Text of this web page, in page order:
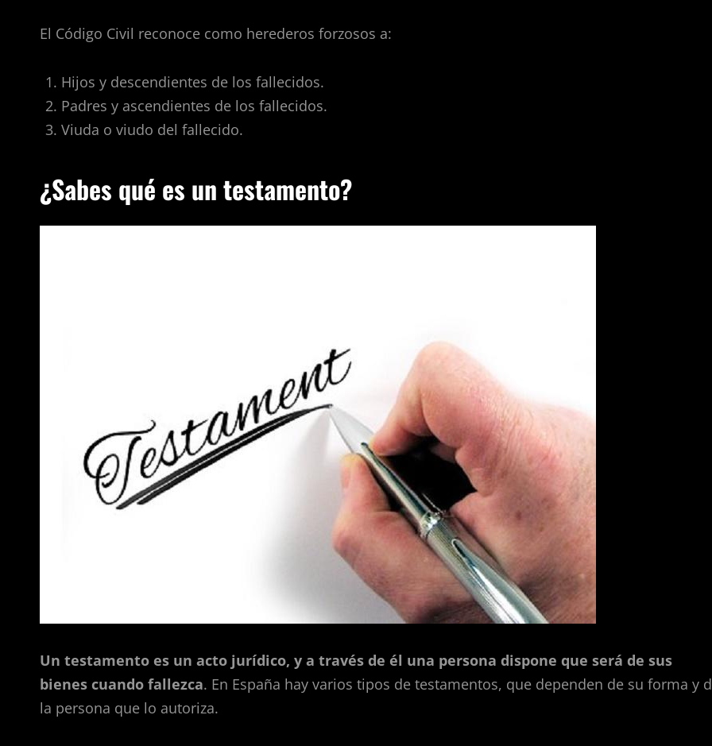
El Código Civil reconoce como herederos forzosos a:
Hijos y descendientes de los fallecidos.
Padres y ascendientes de los fallecidos.
Viuda o viudo del fallecido.
¿Sabes qué es un testamento?
Un testamento es un acto jurídico, y a través de él una persona dispone que será de sus
bienes cuando fallezca. En España hay varios tipos de testamentos, que dependen de su forma y
la persona que lo autoriza.